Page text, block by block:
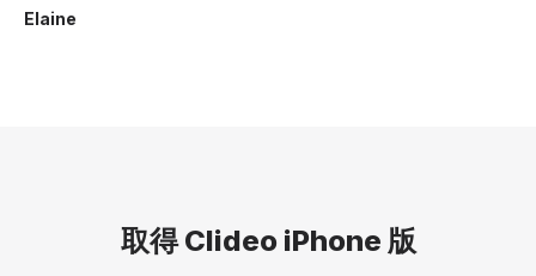
Elaine
取得 Clideo iPhone 版